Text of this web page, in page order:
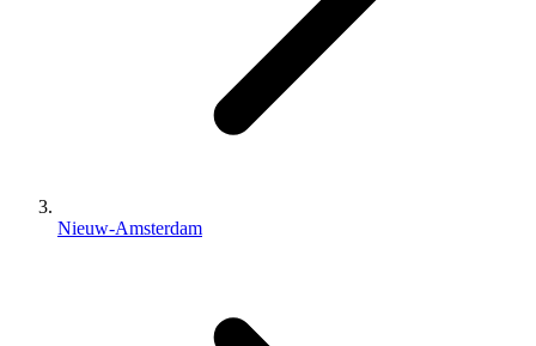
Nieuw-Amsterdam